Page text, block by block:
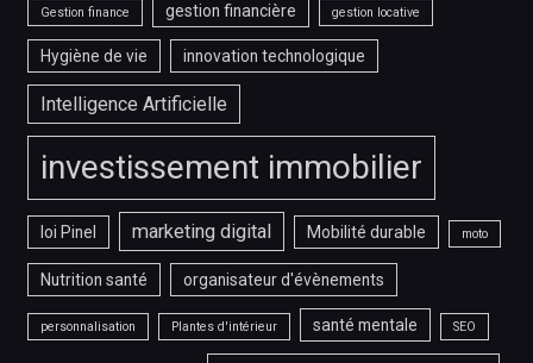
Gestion finance gestion financière gestion locative
Hygiène de vie innovation technologique
Intelligence Artificielle
investissement immobilier
loi Pinel marketing digital Mobilité durable moto
Nutrition santé organisateur d'évènements
personnalisation Plantes d'intérieur santé mentale SEO